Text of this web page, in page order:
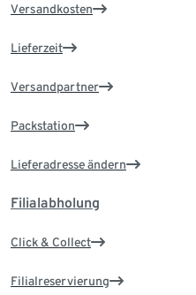
Versandkosten
Lieferzeit
Versandpartner
Packstation
Lieferadresse ändern
Filialabholung
Click & Collect
Filialreservierung